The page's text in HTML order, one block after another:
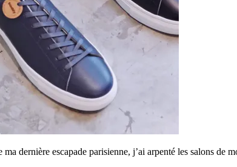
ma dernière escapade parisienne, j’ai arpenté les salons